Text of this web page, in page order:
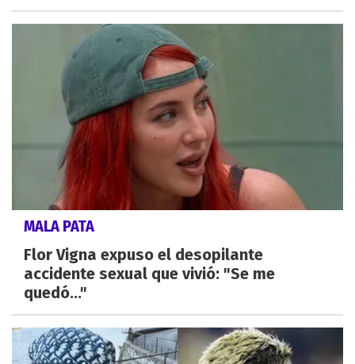
MALA PATA
Flor Vigna expuso el desopilante
accidente sexual que vivió: "Se me
quedó..."